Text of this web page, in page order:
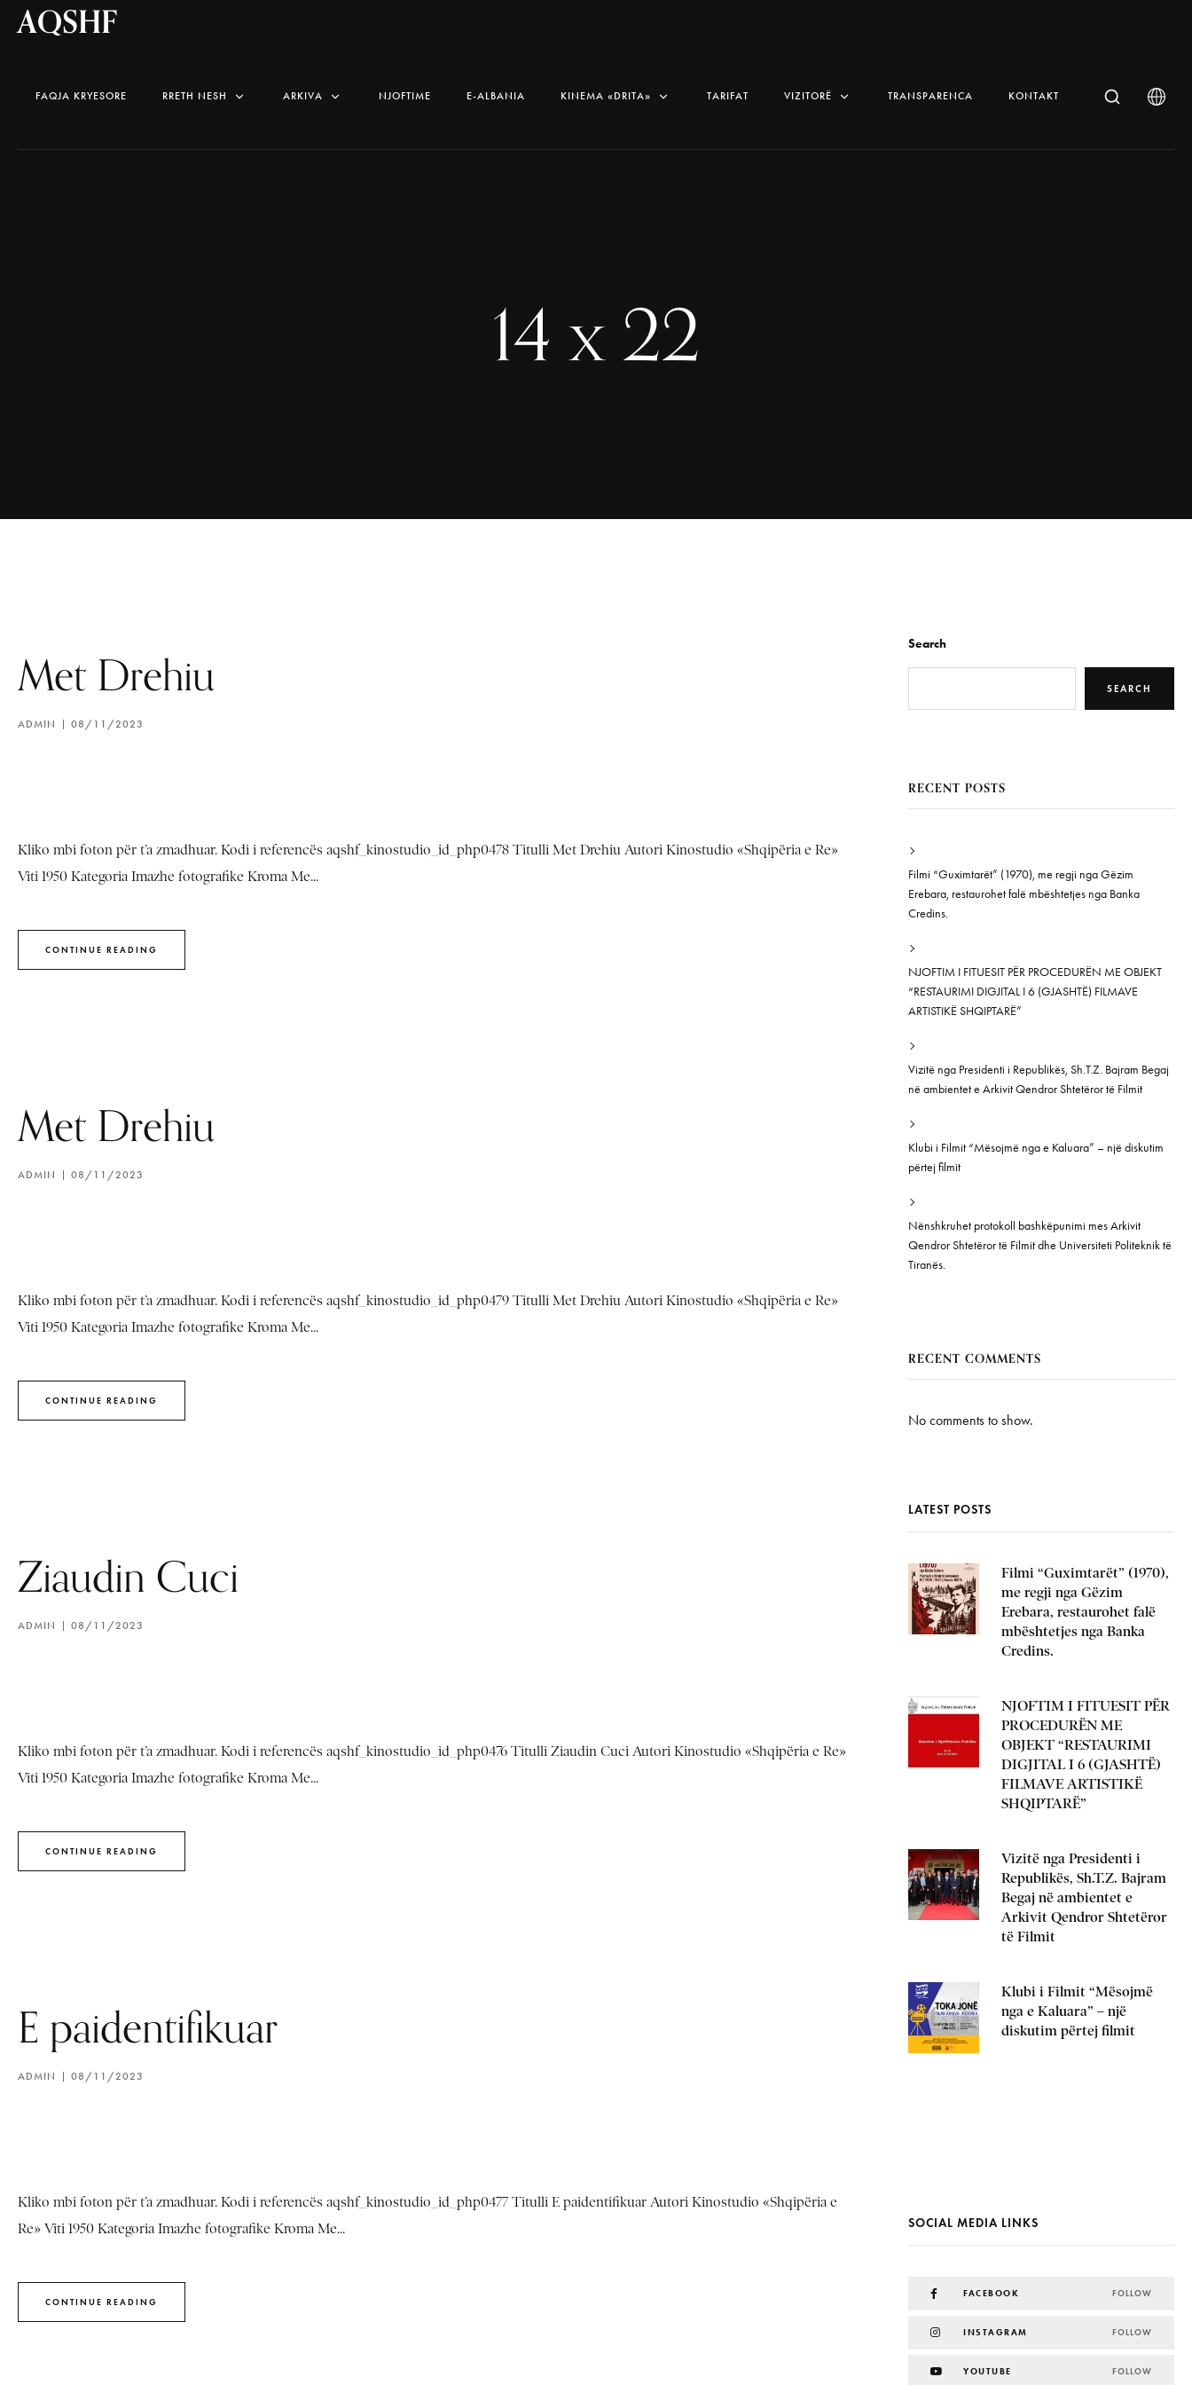
AQSHF
FAQJA KRYESORE RRETH NESH ARKIVA NJOFTIME E-ALBANIA KINEMA «DRITA» TARIFAT VIZITORË TRANSPARENCA KONTAKT
14 x 22
Met Drehiu
ADMIN 08/11/2023
Kliko mbi foton për t’a zmadhuar. Kodi i referencës aqshf_kinostudio_id_php0478 Titulli Met Drehiu Autori Kinostudio «Shqipëria e Re»
Viti 1950 Kategoria Imazhe fotografike Kroma Me...
CONTINUE READING
Met Drehiu
ADMIN 08/11/2023
Kliko mbi foton për t’a zmadhuar. Kodi i referencës aqshf_kinostudio_id_php0479 Titulli Met Drehiu Autori Kinostudio «Shqipëria e Re»
Viti 1950 Kategoria Imazhe fotografike Kroma Me...
CONTINUE READING
Ziaudin Cuci
ADMIN 08/11/2023
Kliko mbi foton për t’a zmadhuar. Kodi i referencës aqshf_kinostudio_id_php0476 Titulli Ziaudin Cuci Autori Kinostudio «Shqipëria e Re»
Viti 1950 Kategoria Imazhe fotografike Kroma Me...
CONTINUE READING
E paidentifikuar
ADMIN 08/11/2023
Kliko mbi foton për t’a zmadhuar. Kodi i referencës aqshf_kinostudio_id_php0477 Titulli E paidentifikuar Autori Kinostudio «Shqipëria e
Re» Viti 1950 Kategoria Imazhe fotografike Kroma Me...
CONTINUE READING
Search
SEARCH
RECENT POSTS
Filmi “Guximtarët” (1970), me regji nga Gëzim
Erebara, restaurohet falë mbështetjes nga Banka
Credins.
NJOFTIM I FITUESIT PËR PROCEDURËN ME OBJEKT
“RESTAURIMI DIGJITAL I 6 (GJASHTË) FILMAVE
ARTISTIKË SHQIPTARË”
Vizitë nga Presidenti i Republikës, Sh.T.Z. Bajram Begaj
në ambientet e Arkivit Qendror Shtetëror të Filmit
Klubi i Filmit “Mësojmë nga e Kaluara” – një diskutim
përtej filmit
Nënshkruhet protokoll bashkëpunimi mes Arkivit
Qendror Shtetëror të Filmit dhe Universiteti Politeknik të
Tiranës.
RECENT COMMENTS
No comments to show.
LATEST POSTS
Filmi “Guximtarët” (1970),
me regji nga Gëzim
Erebara, restaurohet falë
mbështetjes nga Banka
Credins.
NJOFTIM I FITUESIT PËR
PROCEDURËN ME
OBJEKT “RESTAURIMI
DIGJITAL I 6 (GJASHTË)
FILMAVE ARTISTIKË
SHQIPTARË”
Vizitë nga Presidenti i
Republikës, Sh.T.Z. Bajram
Begaj në ambientet e
Arkivit Qendror Shtetëror
të Filmit
Klubi i Filmit “Mësojmë
nga e Kaluara” – një
diskutim përtej filmit
SOCIAL MEDIA LINKS
FACEBOOK FOLLOW
INSTAGRAM FOLLOW
YOUTUBE FOLLOW